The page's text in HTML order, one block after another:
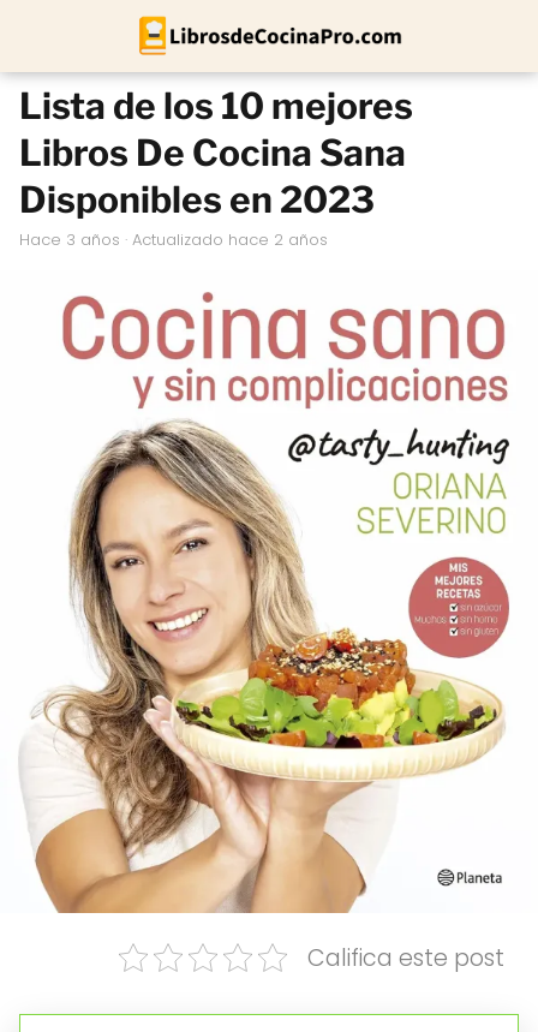
Lista de los 10 mejores
Libros De Cocina Sana
Disponibles en 2023
hace 3 años · Actualizado hace 2 años
Califica este post